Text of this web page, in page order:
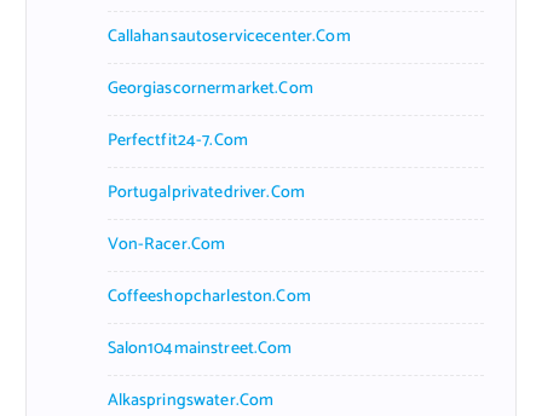
Callahansautoservicecenter.com
Georgiascornermarket.com
Perfectfit24-7.com
Portugalprivatedriver.com
Von-Racer.com
Coffeeshopcharleston.com
Salon104mainstreet.com
Alkaspringswater.com